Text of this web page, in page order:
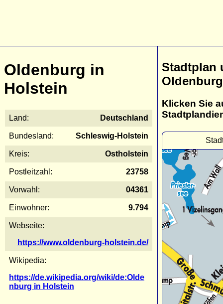
Oldenburg in
Holstein
Land: Deutschland
Bundesland: Schleswig-Holstein
Kreis: Ostholstein
Postleitzahl: 23758
Vorwahl: 04361
Einwohner: 9.794
Webseite:
https://www.oldenburg-holstein.de/
Wikipedia:
https://de.wikipedia.org/wiki/de:Olde
nburg in Holstein
Stadtplan
Klicken Sie